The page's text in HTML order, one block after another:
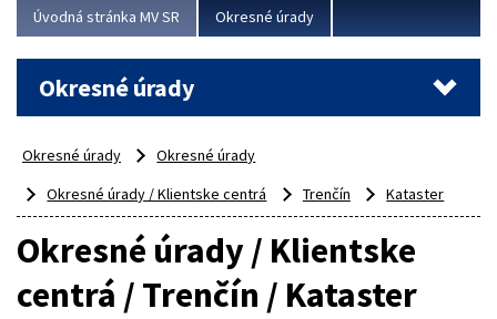
Viac
Úvodná stránka MV SR Okresné úrady
Okresné úrady
Okresné úrady
Okresné úrady
Okresné úrady / Klientske centrá
Trenčín Kataster
Okresné úrady / Klientske
centrá / Trenčín / Kataster